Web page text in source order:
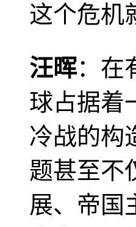
这个危机
汪晖：在
球占据着
冷战的构
题甚至不
展、帝国